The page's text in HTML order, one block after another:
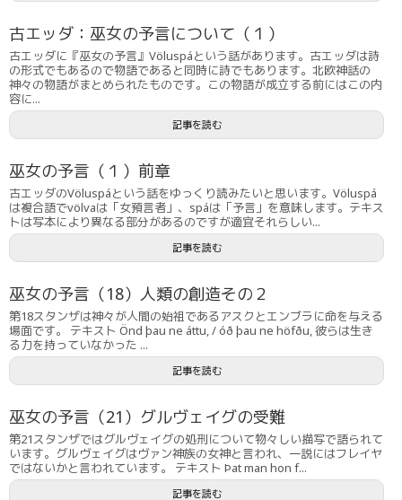
古エッダ：巫女の予言について（１）
古エッダに『巫女の予言』Völuspáという話があります。古エッダは詩
の形式でもあるので物語であると同時に詩でもあります。北欧神話の
神々の物語がまとめられたものです。この物語が成立する前にはこの内
容に...
記事を読む
巫女の予言（１）前章
古エッダのVöluspáという話をゆっくり読みたいと思います。Völuspá
は複合語でvölvaは「女預言者」、spáは「予言」を意味します。テキス
トは写本により異なる部分があるのですが適宜それらしい...
記事を読む
巫女の予言（18）人類の創造その２
第18スタンザは神々が人間の始祖であるアスクとエンブラに命を与える
場面です。 テキスト Önd þau ne áttu, / óð þau ne höfðu, 彼らは生き
る力を持っていなかった ...
記事を読む
巫女の予言（21）グルヴェイグの受難
第21スタンザではグルヴェイグの処刑について物々しい描写で語られて
います。グルヴェイグはヴァン神族の女神と言われ、一説にはフレイヤ
ではないかと言われています。 テキスト Þat man hon f...
記事を読む